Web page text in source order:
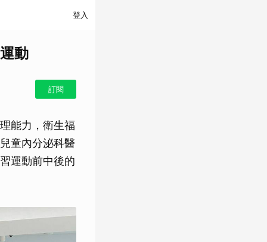
登入
動
訂閱
能力，衛生福
童內分泌科醫
運動前中後的